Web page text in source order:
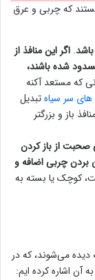
که چربی و عرق
. اگر این منافذ از
شده باشند،
که مستعد آکنه
سر سیاهتبدیل
باز و بزرگتر
صحبت از باز کردن
بردن چربی اضافه و
کوچک یا بسته به
دیده می‌شوند، که در
به آن اشاره کرده ایم: